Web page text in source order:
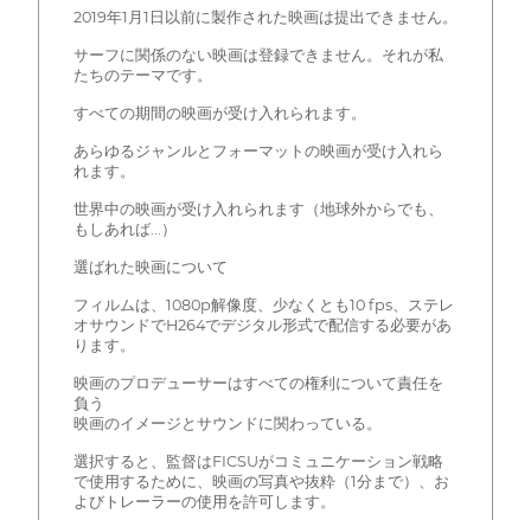
2019年1月1日以前に製作された映画は提出できません。
サーフに関係のない映画は登録できません。それが私
たちのテーマです。
すべての期間の映画が受け入れられます。
あらゆるジャンルとフォーマットの映画が受け入れら
れます。
世界中の映画が受け入れられます（地球外からでも、
もしあれば...）
選ばれた映画について
フィルムは、1080p解像度、少なくとも10 fps、ステレ
オサウンドでH264でデジタル形式で配信する必要があ
ります。
映画のプロデューサーはすべての権利について責任を
負う
映画のイメージとサウンドに関わっている。
選択すると、監督はFICSUがコミュニケーション戦略
で使用するために、映画の写真や抜粋（1分まで）、お
よびトレーラーの使用を許可します。